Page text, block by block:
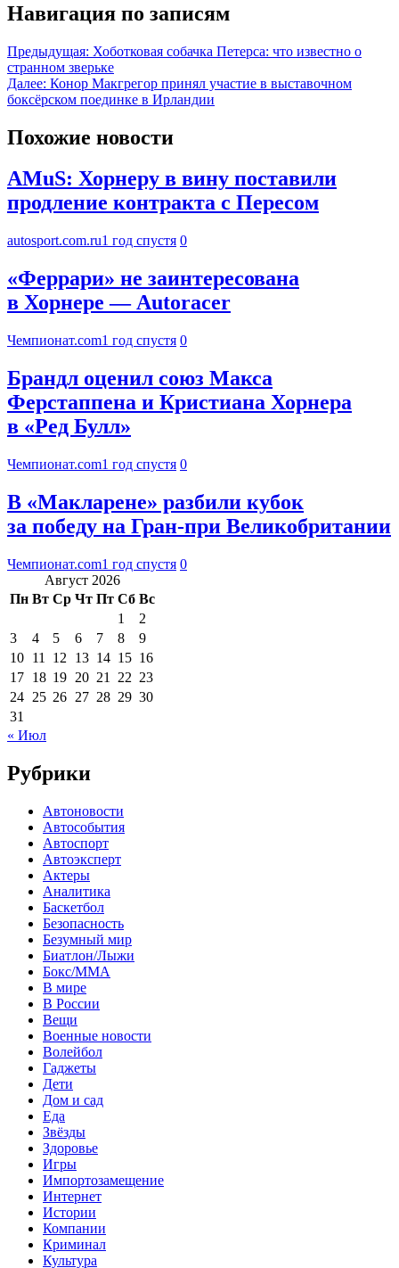
Навигация по записям
Предыдущая: Хоботковая собачка Петерса: что известно о
странном зверьке
Далее: Конор Макгрегор принял участие в выставочном
боксёрском поединке в Ирландии
Похожие новости
AMuS: Хорнеру в вину поставили
продление контракта с Пересом
autosport.com.ru1 год спустя 0
«Феррари» не заинтересована
в Хорнере — Autoracer
Чемпионат.com1 год спустя 0
Брандл оценил союз Макса
Ферстаппена и Кристиана Хорнера
в «Ред Булл»
Чемпионат.com1 год спустя 0
В «Макларене» разбили кубок
за победу на Гран-при Великобритании
Чемпионат.com1 год спустя 0
Август 2026
Пн Вт Ср Чт Пт Сб Вс
1
2
3
4 5 6 7 8
9
10 11 12 13 14 15 16
17 18 19 20 21 22 23
24 25 26 27 28 29 30
31
« Июл
Рубрики
Автоновости
Автособытия
Автоспорт
Автоэксперт
Актеры
Аналитика
Баскетбол
Безопасность
Безумный мир
Биатлон/Лыжи
Бокс/MMA
В мире
В России
Вещи
Военные новости
Волейбол
Гаджеты
Дети
Дом и сад
Еда
Звёзды
Здоровье
Игры
Импортозамещение
Интернет
Истории
Компании
Криминал
Культура